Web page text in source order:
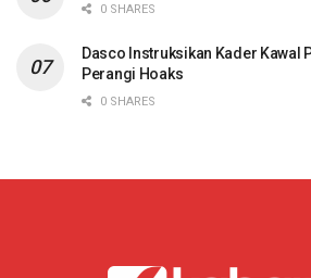
0 SHARES
Dasco Instruksikan Kader Kawal
Perangi Hoaks
0 SHARES